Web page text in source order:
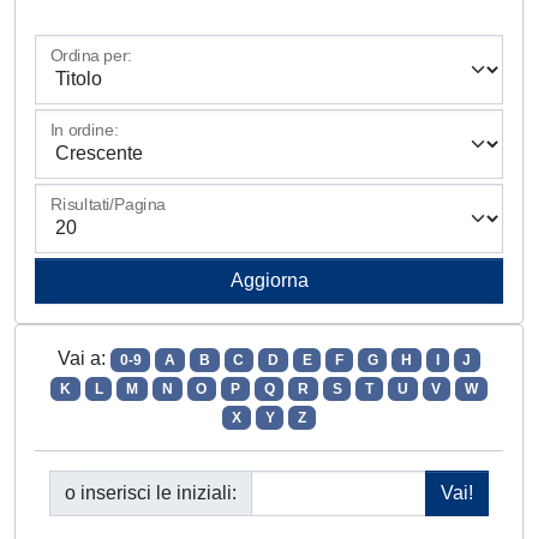
Ordina per:
In ordine:
Risultati/Pagina
Vai a: 0-9 A B C D E F G H
J
K
L M N O P Q R S T U V
W
X
Y Z
o inserisci le iniziali: